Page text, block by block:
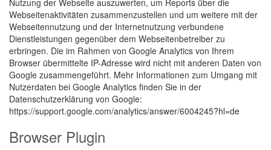
Nutzung der Webseite auszuwerten, um Reports über die
Webseitenaktivitäten zusammenzustellen und um weitere mit der
Webseitennutzung und der Internetnutzung verbundene
Dienstleistungen gegenüber dem Webseitenbetreiber zu
erbringen. Die im Rahmen von Google Analytics von Ihrem
Browser übermittelte IP-Adresse wird nicht mit anderen Daten von
Google zusammengeführt. Mehr Informationen zum Umgang mit
Nutzerdaten bei Google Analytics finden Sie in der
Datenschutzerklärung von Google:
https://support.google.com/analytics/answer/6004245?hl=de
Browser Plugin